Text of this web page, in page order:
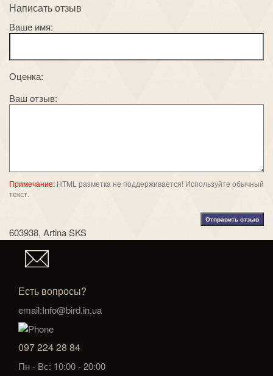
Написать отзыв
Ваше имя:
Оценка:
Ваш отзыв:
Примечание: HTML разметка не поддерживается! Используйте обычный
текст.
Отправить отзыв
603938, Artina SKS
Есть вопросы?
email:Info@bird.in.ua
097 224 28 84
Пн - Вс: 10:00 - 20:00